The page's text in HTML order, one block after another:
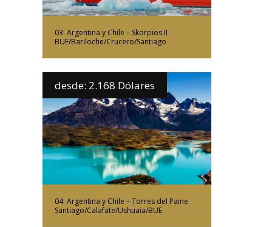
03. Argentina y Chile – Skorpios II
BUE/Bariloche/Crucero/Santiago
desde: 2.168 Dólares
Más Información
04. Argentina y Chile – Torres del Paine
Santiago/Calafate/Ushuaia/BUE